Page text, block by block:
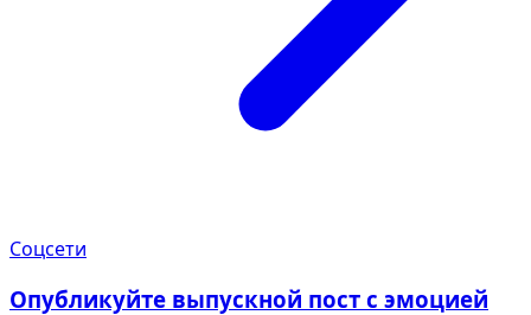
Соцсети
Опубликуйте выпускной пост с эмоцией